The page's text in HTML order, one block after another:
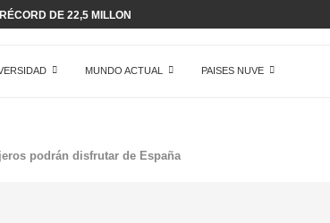
DE 22,5 MILLONES DE...
MUNDO ACTUAL PAISES NUVE
podrán disfrutar de España